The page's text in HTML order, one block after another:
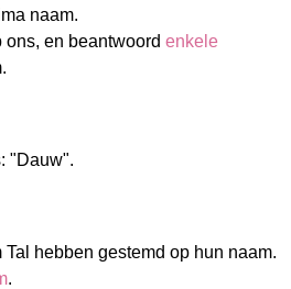
naam.
ons, en beantwoord enkele
"Dauw".
hebben gestemd op hun naam.
.